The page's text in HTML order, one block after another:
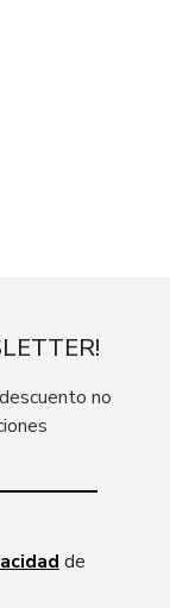
no
de